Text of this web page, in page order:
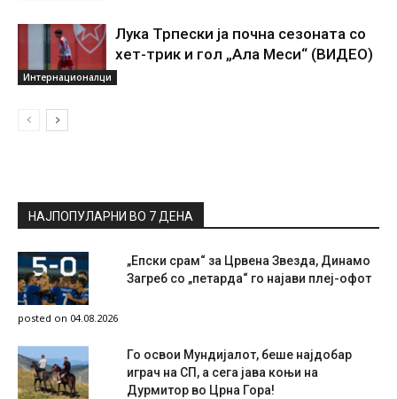
Интернационалци
Лука Трпески ја почна сезоната со
хет-трик и гол „Ала Меси“ (ВИДЕО)
НАЈПОПУЛАРНИ ВО 7 ДЕНА
„Епски срам“ за Црвена Звезда, Динамо
Загреб со „петарда“ го најави плеј-офот
posted on 04.08.2026
Го освои Мундијалот, беше најдобар
играч на СП, а сега јава коњи на
Дурмитор во Црна Гора!